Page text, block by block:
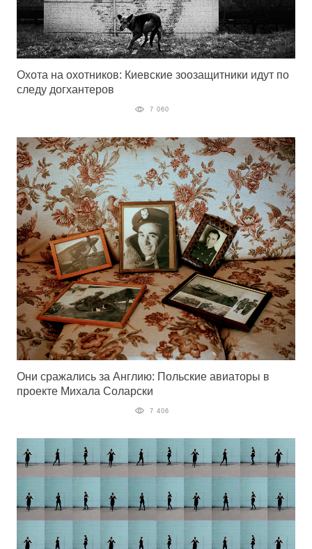
Охота на охотников: Киевские зоозащитники идут по
следу догхантеров
7 060
Они сражались за Англию: Польские авиаторы в
проекте Михала Соларски
7 406